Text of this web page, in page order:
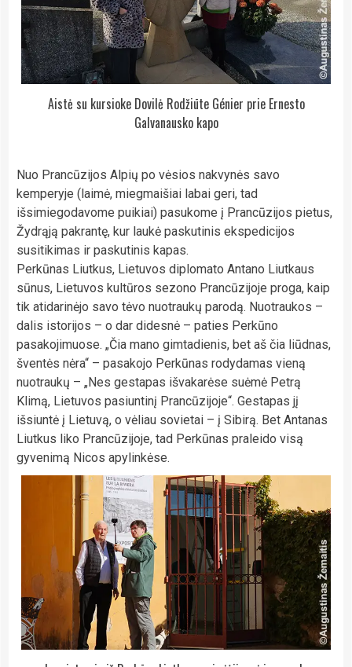
Aistė su kursioke Dovilė Rodžiūte Génier prie Ernesto
Galvanausko kapo
Nuo Prancūzijos Alpių po vėsios nakvynės savo
kemperyje (laimė, miegmaišiai labai geri, tad
išsimiegodavome puikiai) pasukome į Prancūzijos pietus,
Žydrąją pakrantę, kur laukė paskutinis ekspedicijos
susitikimas ir paskutinis kapas.
Perkūnas Liutkus, Lietuvos diplomato Antano Liutkaus
sūnus, Lietuvos kultūros sezono Prancūzijoje proga, kaip
tik atidarinėjo savo tėvo nuotraukų parodą. Nuotraukos –
dalis istorijos – o dar didesnė – paties Perkūno
pasakojimuose. „Čia mano gimtadienis, bet aš čia liūdnas,
šventės nėra“ – pasakojo Perkūnas rodydamas vieną
nuotraukų – „Nes gestapas išvakarėse suėmė Petrą
Klimą, Lietuvos pasiuntinį Prancūzijoje“. Gestapas jį
išsiuntė į Lietuvą, o vėliau sovietai – į Sibirą. Bet Antanas
Liutkus liko Prancūzijoje, tad Perkūnas praleido visą
gyvenimą Nicos apylinkėse.